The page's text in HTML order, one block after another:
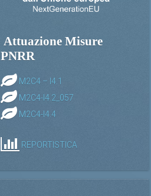
Attuazione Misure
PNRR
M2C4 – I4.1
M2C4-I4.2_057
M2C4-I4.4
REPORTISTICA